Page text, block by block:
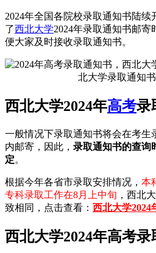
2024年全国各院校录取通知书陆
了西北大学2024年录取通知书邮寄
便大家及时接收录取通知书。
西北大学2024年高考录
一般情况下录取通知书将会在考生
内邮寄，因此， 录取通知书的查询
定。
根据今年各省市录取安排情况， 本
专科录取工作在8月上中旬 ，西北
致相同，点击查看： 西北大学2024
西北大学2024年高考